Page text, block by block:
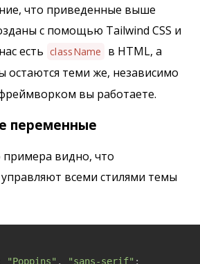
что приведенные выше
с помощью Tailwind CSS и
есть className
в HTML, а
остаются теми же, независимо
вы работаете.
переменные
видно, что
всеми стилями темы
"Poppins" , "sans-serif" ;